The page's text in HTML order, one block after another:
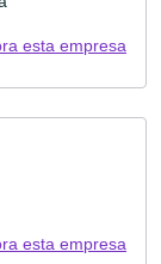
esta empresa
esta empresa